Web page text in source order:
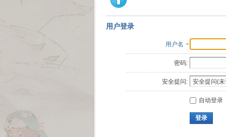
用户登录
用户名
密码:
安全提问:
自动登录
登录